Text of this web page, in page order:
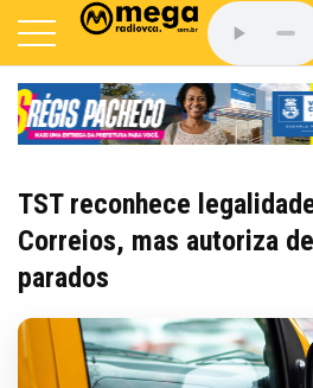
TST reconhece
Correios, mas autoriza
parados